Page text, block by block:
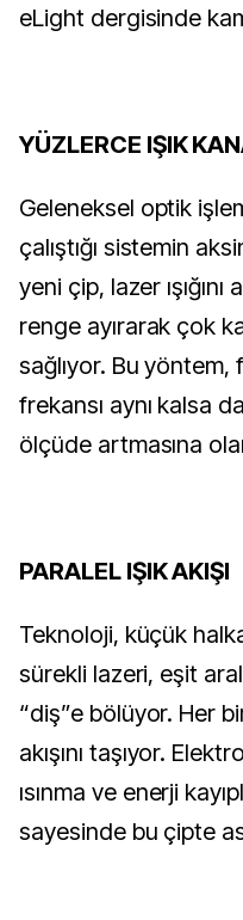
eLight dergisinde
YÜZLERCE IŞIK
Geleneksel optik
çalıştığı sistemin
yeni çip, lazer
renge ayırarak çok
sağlıyor. Bu
frekansı aynı kalsa
ölçüde artmasına
PARALEL IŞIK AKIŞI
Teknoloji, küçük
sürekli lazeri, eşit
“diş”e bölüyor. Her
akışını taşıyor.
ısınma ve enerji
sayesinde bu çipte